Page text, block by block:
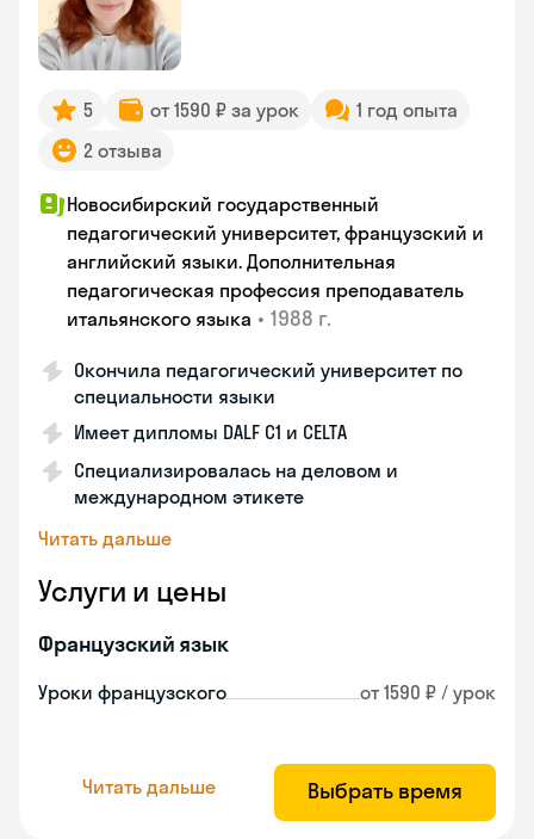
5 от 1590 ₽ за урок
1 год опыта
2 отзыва
Новосибирский государственный
педагогический университет, французский и
английский языки. Дополнительная
педагогическая профессия преподаватель
итальянского языка • 1988 г.
Окончила педагогический университет по
специальности языки
Имеет дипломы DALF C1 и CELTA
Специализировалась на деловом и
международном этикете
Читать дальше
Услуги и цены
Французский язык
Уроки французского от 1590 ₽ / урок
Читать дальше Выбрать время